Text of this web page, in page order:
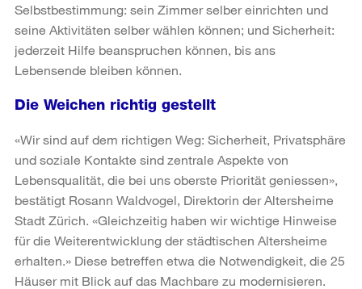
Selbstbestimmung: sein Zimmer selber einrichten und
seine Aktivitäten selber wählen können; und Sicherheit:
jederzeit Hilfe beanspruchen können, bis ans
Lebensende bleiben können.
Die Weichen richtig gestellt
«Wir sind auf dem richtigen Weg: Sicherheit, Privatsphäre
und soziale Kontakte sind zentrale Aspekte von
Lebensqualität, die bei uns oberste Priorität geniessen»,
bestätigt Rosann Waldvogel, Direktorin der Altersheime
Stadt Zürich. «Gleichzeitig haben wir wichtige Hinweise
für die Weiterentwicklung der städtischen Altersheime
erhalten.» Diese betreffen etwa die Notwendigkeit, die 25
Häuser mit Blick auf das Machbare zu modernisieren.